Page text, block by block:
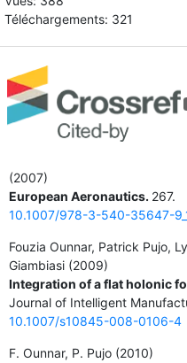
Téléchargements: 321
(2007)
European Aeronautics. 267.
10.1007/978-3-540-35647-
Fouzia Ounnar, Patrick Pujo,
Giambiasi (2009)
Integration of a flat holonic
Journal of Intelligent
10.1007/s10845-008-0106-4
F. Ounnar, P. Pujo (2010)